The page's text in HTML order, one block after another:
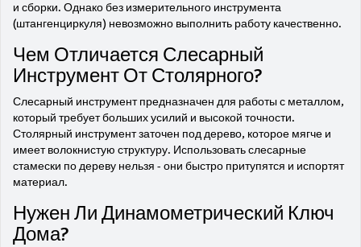
и сборки. Однако без измерительного инструмента
(штангенциркуля) невозможно выполнить работу качественно.
Чем Отличается Слесарный
Инструмент От Столярного?
Слесарный инструмент предназначен для работы с металлом,
который требует больших усилий и высокой точности.
Столярный инструмент заточен под дерево, которое мягче и
имеет волокнистую структуру. Использовать слесарные
стамески по дереву нельзя - они быстро притупятся и испортят
материал.
Нужен Ли Динамометрический Ключ
Дома?